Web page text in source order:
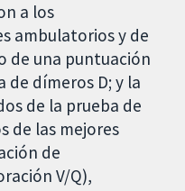
a los
ambulatorios y de
de una puntuación
de dímeros D; y la
de la prueba de
de las mejores
de
V/Q),